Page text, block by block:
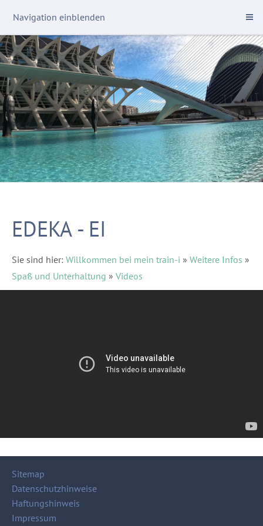
Navigation einblenden
EDEKA - EI
Sie sind hier: Willkommen bei mein train-i » Weitere Infos »
Spaß und Unterhaltung » Videos
Sitemap
Datenschutzhinweise
Haftungshinweis
Impressum